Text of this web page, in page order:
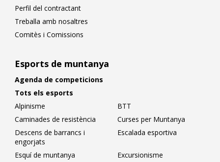
Perfil del contractant
Treballa amb nosaltres
Comitès i Comissions
Esports de muntanya
Agenda de competicions
Tots els esports
Alpinisme
BTT
Caminades de resistència
Curses per Muntanya
Descens de barrancs i
engorjats
Escalada esportiva
Esquí de muntanya
Excursionisme